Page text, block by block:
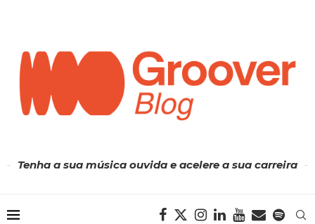
Tenha a sua música ouvida e acelere a sua carreira